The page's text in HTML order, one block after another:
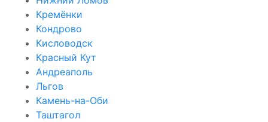
Кремёнки
Кондрово
Кисловодск
Красный Кут
Андреаполь
Льгов
Камень-на-Оби
Таштагол